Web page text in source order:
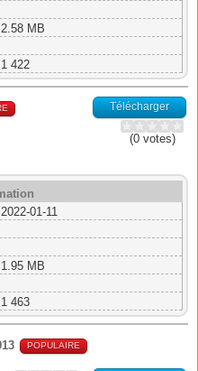
2.58 MB
1 422
Télécharger
(0 votes)
2022-01-11
1.95 MB
1 463
POPULAIRE